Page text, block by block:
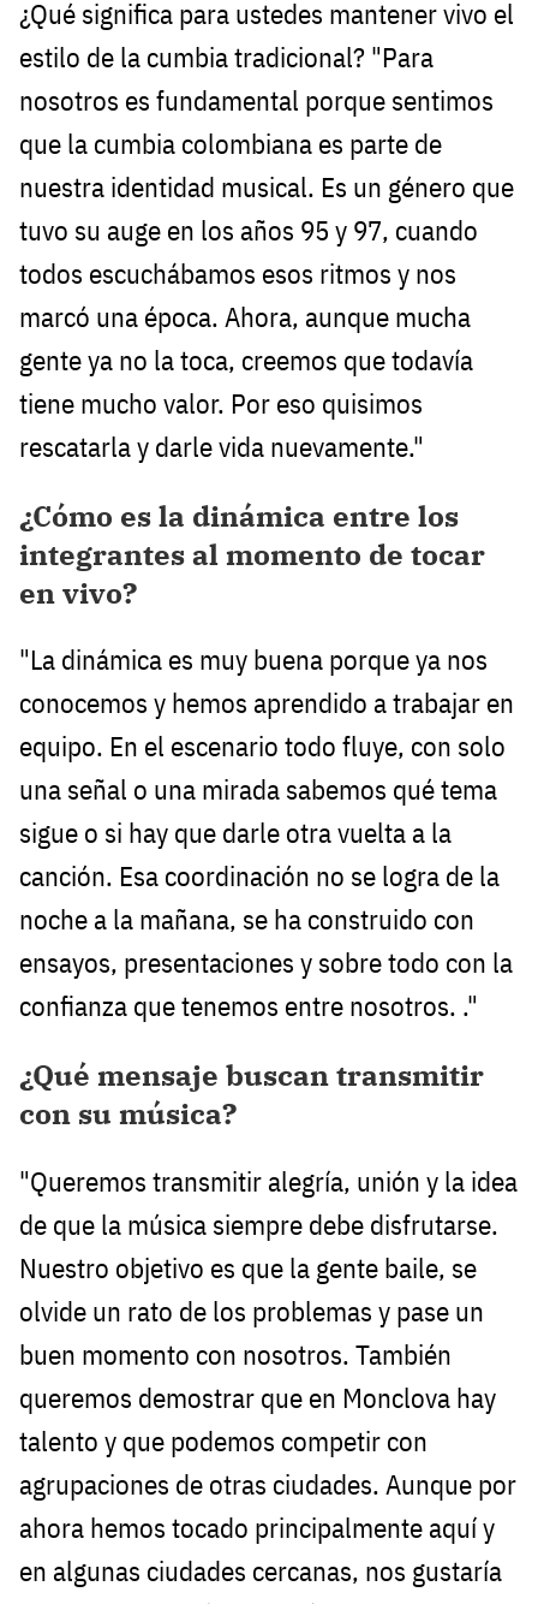
¿Qué significa para ustedes mantener vivo el
estilo de la cumbia tradicional? "Para
nosotros es fundamental porque sentimos
que la cumbia colombiana es parte de
nuestra identidad musical. Es un género que
tuvo su auge en los años 95 y 97, cuando
todos escuchábamos esos ritmos y nos
marcó una época. Ahora, aunque mucha
gente ya no la toca, creemos que todavía
tiene mucho valor. Por eso quisimos
rescatarla y darle vida nuevamente."
¿Cómo es la dinámica entre los
integrantes al momento de tocar
en vivo?
"La dinámica es muy buena porque ya nos
conocemos y hemos aprendido a trabajar en
equipo. En el escenario todo fluye, con solo
una señal o una mirada sabemos qué tema
sigue o si hay que darle otra vuelta a la
canción. Esa coordinación no se logra de la
noche a la mañana, se ha construido con
ensayos, presentaciones y sobre todo con la
confianza que tenemos entre nosotros. ."
¿Qué mensaje buscan transmitir
con su música?
"Queremos transmitir alegría, unión y la idea
de que la música siempre debe disfrutarse.
Nuestro objetivo es que la gente baile, se
olvide un rato de los problemas y pase un
buen momento con nosotros. También
queremos demostrar que en Monclova hay
talento y que podemos competir con
agrupaciones de otras ciudades. Aunque por
ahora hemos tocado principalmente aquí y
en algunas ciudades cercanas, nos gustaría